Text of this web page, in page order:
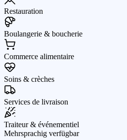
Restauration
Boulangerie & boucherie
Commerce alimentaire
Soins & crèches
Services de livraison
Traiteur & événementiel
Mehrsprachig verfügbar